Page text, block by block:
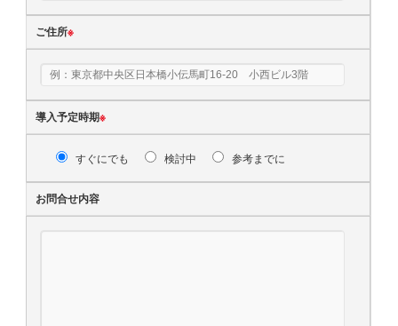
ご住所※
導入予定時期※
すぐにでも 検討中 参考までに
お問合せ内容